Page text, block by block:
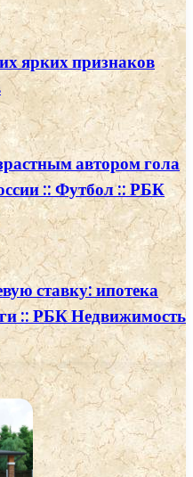
ярких признаков
автором гола
:: Футбол :: РБК
ставку: ипотека
:: РБК Недвижимость